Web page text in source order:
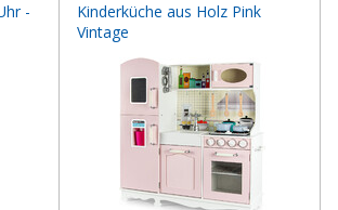
-
Kinderküche aus Holz Pink
Vintage